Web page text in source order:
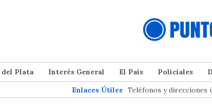
Plata Interés General El País Policiales
Enlaces Útiles Teléfonos y direcciones